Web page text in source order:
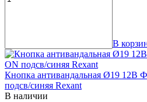
В
Кнопка антивандальная Ø19 12В
подсв/синяя Rexant
В наличии